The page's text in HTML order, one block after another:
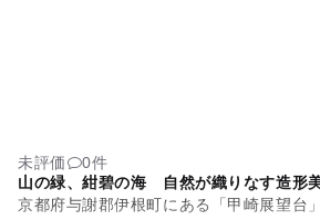
未評価
0件
山の緑、紺碧の海 自然が織りなす造形
京都府与謝郡伊根町にある「甲崎展望台